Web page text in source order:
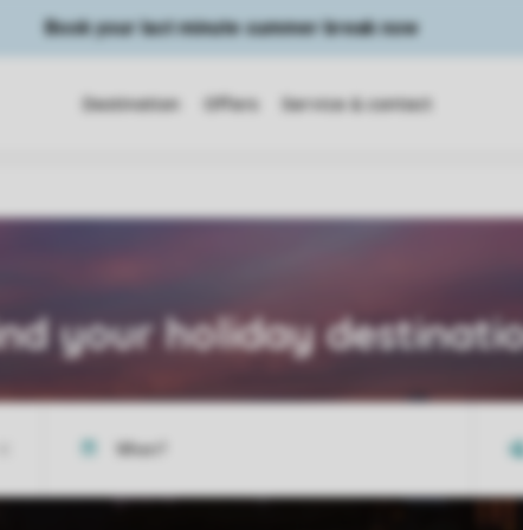
Book your last minute summer break now
Destination Offers Service & contact